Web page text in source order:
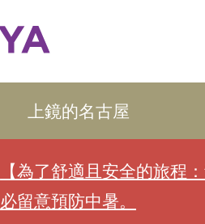
上鏡的名古屋
【為了舒適且安全的旅程
必留意預防中暑。